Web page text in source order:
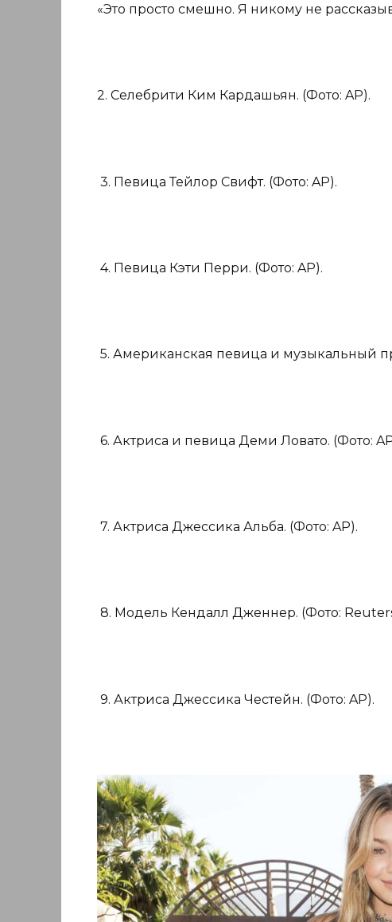
«Это просто смешно. Я никому не
2. Селебрити Ким Кардашьян. (Фото: AP).
3. Певица Тейлор Свифт. (Фото: AP).
4. Певица Кэти Перри. (Фото: AP).
5. Американская певица и музыкальный
6. Актриса и певица Деми Ловато. (Фото:
7. Актриса Джессика Альба. (Фото: AP).
8. Модель Кендалл Дженнер. (Фото:
9. Актриса Джессика Честейн. (Фото: AP).